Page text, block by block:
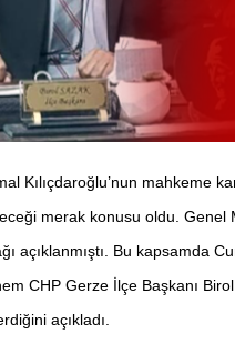
Kılıçdaroğlu’nun mahkeme
merak konusu oldu.
açıklanmıştı. Bu kapsamda
CHP Gerze İlçe Başkanı
açıkladı.